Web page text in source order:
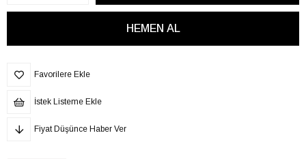
Favorilere Ekle
İstek Listeme Ekle
Fiyat Düşünce Haber Ver